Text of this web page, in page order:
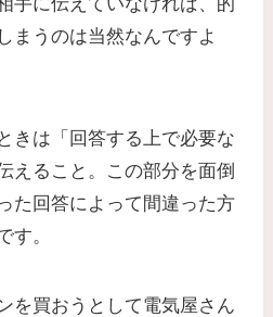
まうのは当然なんですよ
きは「回答する上で必要な
えること。この部分を面倒
た回答によって間違った方
す。
を買おうとして電気屋さん